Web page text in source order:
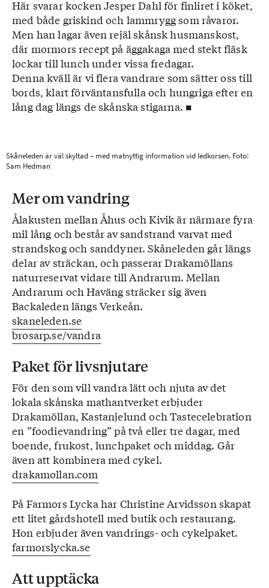
Här svarar kocken Jesper Dahl för finliret i köket,
med både griskind och lammrygg som råvaror.
Men han lagar även rejäl skånsk husmanskost,
där mormors recept på äggakaga med stekt fläsk
lockar till lunch under vissa fredagar.
Denna kväll är vi flera vandrare som sätter oss till
bords, klart förväntansfulla och hungriga efter en
lång dag längs de skånska stigarna. ■
Skåneleden är väl skyltad – med matnyttig information vid ledkorsen. Foto:
Sam Hedman
Mer om vandring
Ålakusten mellan Åhus och Kivik är närmare fyra
mil lång och består av sandstrand varvat med
strandskog och sanddyner. Skåneleden går längs
delar av sträckan, och passerar Drakamöllans
naturreservat vidare till Andrarum. Mellan
Andrarum och Haväng sträcker sig även
Backaleden längs Verkeån.
skaneleden.se
brosarp.se/vandra
Paket för livsnjutare
För den som vill vandra lätt och njuta av det
lokala skånska mathantverket erbjuder
Drakamöllan, Kastanjelund och Tastecelebration
en ”foodievandring” på två eller tre dagar, med
boende, frukost, lunchpaket och middag. Går
även att kombinera med cykel.
drakamollan.com
På Farmors Lycka har Christine Arvidsson skapat
ett litet gårdshotell med butik och restaurang.
Hon erbjuder även vandrings- och cykelpaket.
farmorslycka.se
Att upptäcka